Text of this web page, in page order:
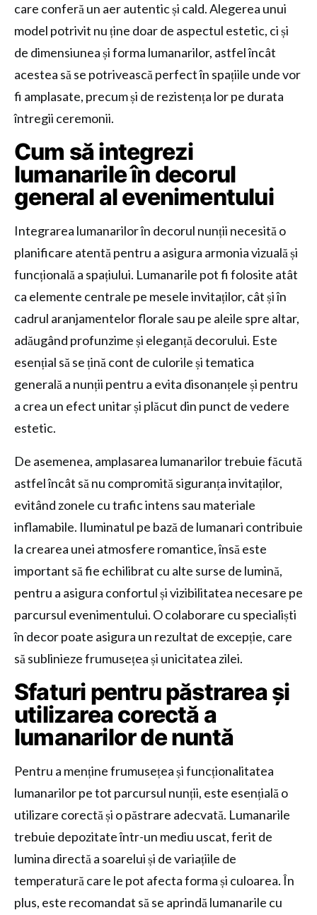
care conferă un aer autentic și cald. Alegerea unui
model potrivit nu ține doar de aspectul estetic, ci și
de dimensiunea și forma lumanarilor, astfel încât
acestea să se potrivească perfect în spațiile unde vor
fi amplasate, precum și de rezistența lor pe durata
întregii ceremonii.
Cum să integrezi
lumanarile în decorul
general al evenimentului
Integrarea lumanarilor în decorul nunții necesită o
planificare atentă pentru a asigura armonia vizuală și
funcțională a spațiului. Lumanarile pot fi folosite atât
ca elemente centrale pe mesele invitaților, cât și în
cadrul aranjamentelor florale sau pe aleile spre altar,
adăugând profunzime și eleganță decorului. Este
esențial să se țină cont de culorile și tematica
generală a nunții pentru a evita disonanțele și pentru
a crea un efect unitar și plăcut din punct de vedere
estetic.
De asemenea, amplasarea lumanarilor trebuie făcută
astfel încât să nu compromită siguranța invitaților,
evitând zonele cu trafic intens sau materiale
inflamabile. Iluminatul pe bază de lumanari contribuie
la crearea unei atmosfere romantice, însă este
important să fie echilibrat cu alte surse de lumină,
pentru a asigura confortul și vizibilitatea necesare pe
parcursul evenimentului. O colaborare cu specialiști
în decor poate asigura un rezultat de excepție, care
să sublinieze frumusețea și unicitatea zilei.
Sfaturi pentru păstrarea și
utilizarea corectă a
lumanarilor de nuntă
Pentru a menține frumusețea și funcționalitatea
lumanarilor pe tot parcursul nunții, este esențială o
utilizare corectă și o păstrare adecvată. Lumanarile
trebuie depozitate într-un mediu uscat, ferit de
lumina directă a soarelui și de variațiile de
temperatură care le pot afecta forma și culoarea. În
plus, este recomandat să se aprindă lumanarile cu